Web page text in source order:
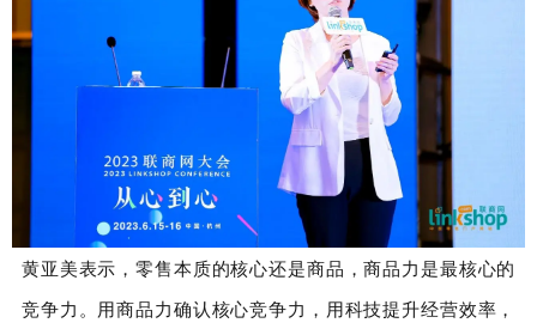
黄亚美表示，零售本质的核心还是商品，商品力是最核心的
竞争力。用商品力确认核心竞争力，用科技提升经营效率，